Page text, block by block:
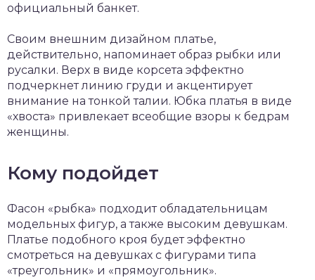
официальный банкет.
Своим внешним дизайном платье,
действительно, напоминает образ рыбки или
русалки. Верх в виде корсета эффектно
подчеркнет линию груди и акцентирует
внимание на тонкой талии. Юбка платья в виде
«хвоста» привлекает всеобщие взоры к бедрам
женщины.
Кому подойдет
Фасон «рыбка» подходит обладательницам
модельных фигур, а также высоким девушкам.
Платье подобного кроя будет эффектно
смотреться на девушках с фигурами типа
«треугольник» и «прямоугольник».